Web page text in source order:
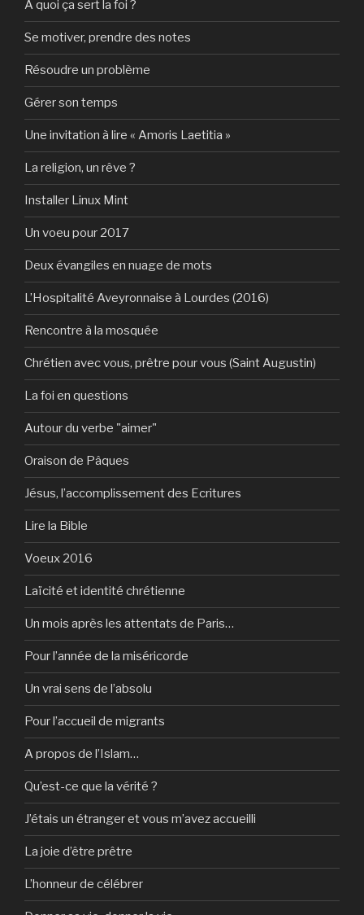
A quoi ça sert la foi ?
Se motiver, prendre des notes
Résoudre un problème
Gérer son temps
Une invitation à lire « Amoris Laetitia »
La religion, un rêve ?
Installer Linux Mint
Un voeu pour 2017
Deux évangiles en nuage de mots
L’Hospitalité Aveyronnaise à Lourdes (2016)
Rencontre à la mosquée
Chrétien avec vous, prêtre pour vous (Saint Augustin)
La foi en questions
Autour du verbe "aimer"
Oraison de Pâques
Jésus, l’accomplissement des Ecritures
Lire la Bible
Voeux 2016
Laïcité et identité chrétienne
Un mois après les attentats de Paris…
Pour l’année de la miséricorde
Un vrai sens de l’absolu
Pour l’accueil de migrants
A propos de l’Islam…
Qu’est-ce que la vérité ?
J’étais un étranger et vous m’avez accueilli
La joie d’être prêtre
L’honneur de célébrer